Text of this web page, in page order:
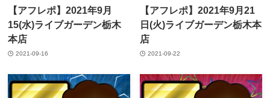
【アフレポ】2021年9月
15(水)ライブガーデン栃木
本店
2021-09-16
【アフレポ】2021年9月21
日(火)ライブガーデン栃木本
店
2021-09-22